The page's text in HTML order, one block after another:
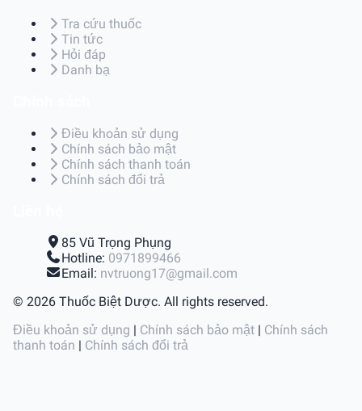
Tra cứu thuốc
Tin tức
Hỏi đáp
Danh bạ
Điều khoản sử dụng
Chính sách bảo mật
Chính sách thanh toán
Chính sách đổi trả
85 Vũ Trọng Phụng
Hotline: 0971899466
Email: nvtruong17@gmail.com
© 2026 Thuốc Biệt Dược. All rights reserved.
Điều khoản sử dụng | Chính sách bảo mật | Chính sách
thanh toán | Chính sách đổi trả